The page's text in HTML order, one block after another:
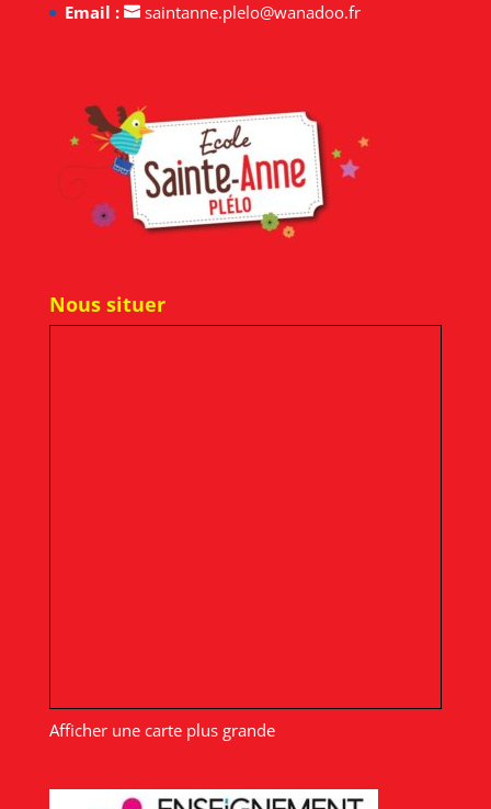
Email :
saintanne.plelo@wanadoo.fr
Nous situer
Afficher une carte plus grande